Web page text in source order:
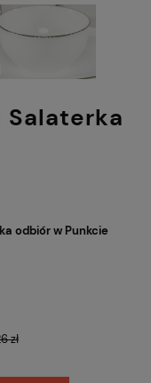
Salaterka
odbiór w Punkcie
zł